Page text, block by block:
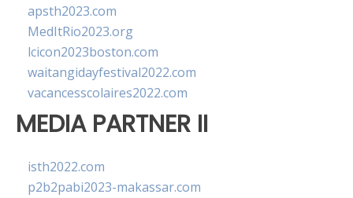
apsth2023.com
MedItRio2023.org
lcicon2023boston.com
waitangidayfestival2022.com
vacancesscolaires2022.com
MEDIA PARTNER II
isth2022.com
p2b2pabi2023-makassar.com